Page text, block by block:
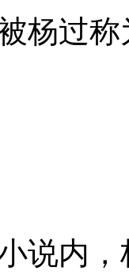
杨过称
说内